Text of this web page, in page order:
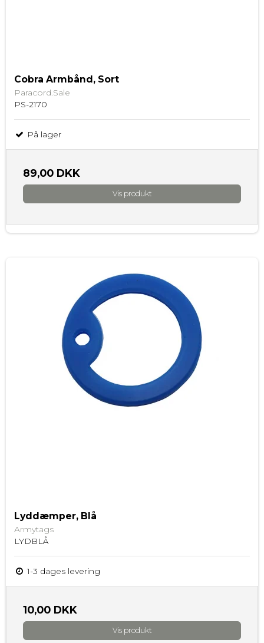
Cobra Armbånd, Sort
Paracord.Sale
PS-2170
På lager
89,00 DKK
Vis produkt
Lyddæmper, Blå
Armytags
LYDBLÅ
1-3 dages levering
10,00 DKK
Vis produkt